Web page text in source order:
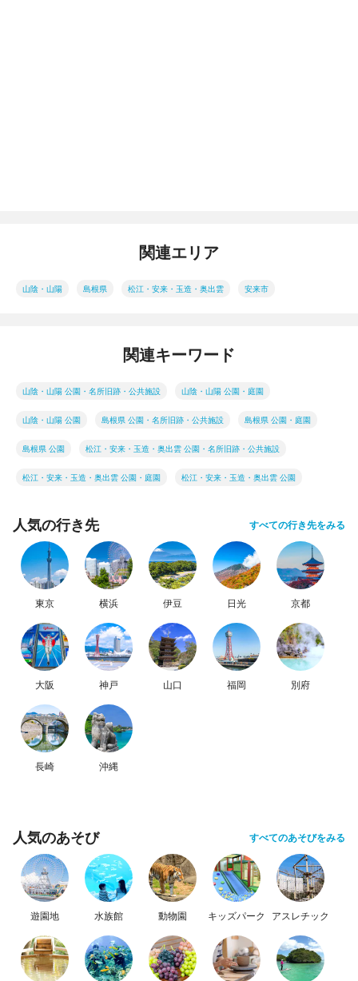
関連エリア
山陰・山陽 島根県 松江・安来・玉造・奥出雲 安来市
関連キーワード
山陰・山陽 公園・名所旧跡・公共施設 山陰・山陽 公園・庭園
山陰・山陽 公園 島根県 公園・名所旧跡・公共施設 島根県 公園・庭園
島根県 公園 松江・安来・玉造・奥出雲 公園・名所旧跡・公共施設
松江・安来・玉造・奥出雲 公園・庭園 松江・安来・玉造・奥出雲 公園
人気の行き先 すべての行き先をみる
東京 横浜 伊豆 日光 京都
大阪 神戸 山口 福岡 別府
長崎 沖縄
人気のあそび すべてのあそびをみる
遊園地 水族館 動物園 キッズパーク アスレチック